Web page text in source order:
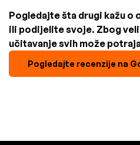
Pogledajte šta drugi kažu o
ili podijelite svoje. Zbog
učitavanje svih može
Pogledajte recenzije na